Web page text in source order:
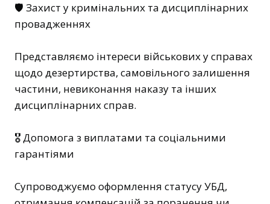
🛡️ Захист у кримінальних та дисциплінарних
провадженнях
Представляємо інтереси військових у справах
щодо дезертирства, самовільного залишення
частини, невиконання наказу та інших
дисциплінарних справ.
🎖️ Допомога з виплатами та соціальними
гарантіями
Супроводжуємо оформлення статусу УБД,